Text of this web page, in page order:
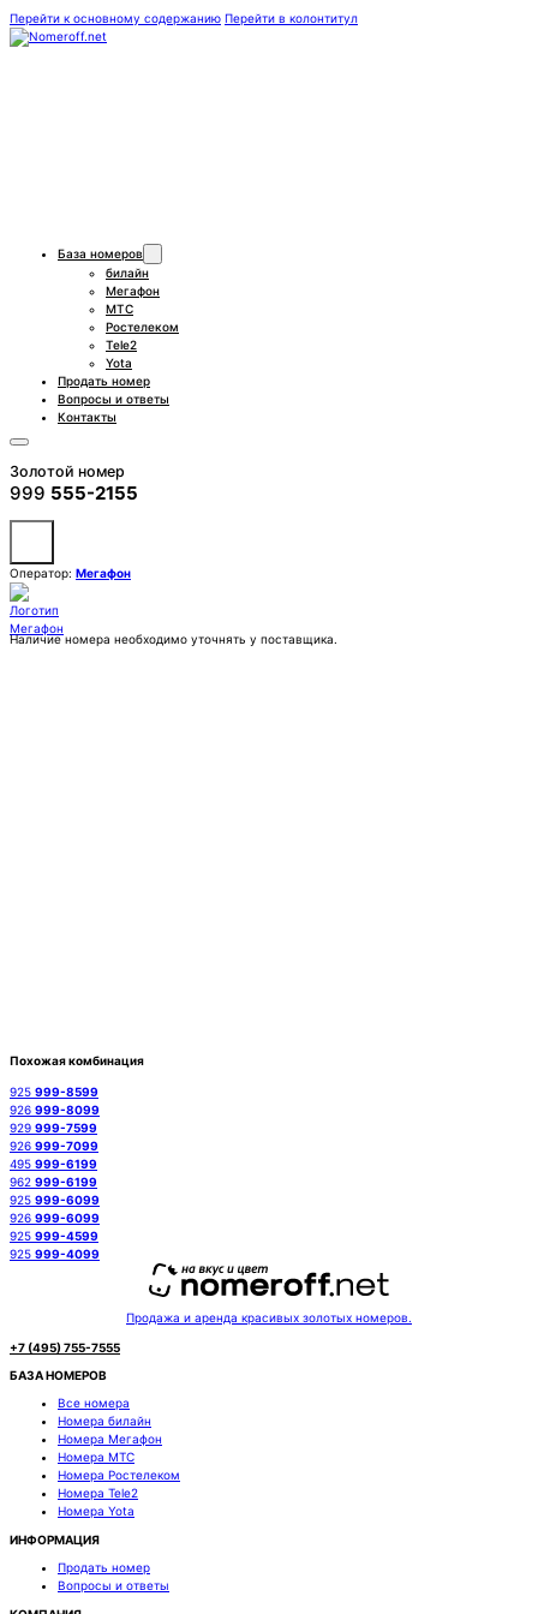
Перейти к основному содержанию Перейти в колонтитул
База номеров
билайн
Мегафон
МТС
Ростелеком
Tele2
Yota
Продать номер
Вопросы и ответы
Контакты
Золотой номер
999 555-2155
Оператор: Мегафон
Наличие номера необходимо уточнять у поставщика.
Похожая комбинация
925 999-8599
926 999-8099
929 999-7599
926 999-7099
495 999-6199
962 999-6199
925 999-6099
926 999-6099
925 999-4599
925 999-4099
Продажа и аренда красивых золотых номеров.
+7 (495) 755-7555
БАЗА НОМЕРОВ
Все номера
Номера билайн
Номера Мегафон
Номера МТС
Номера Ростелеком
Номера Tele2
Номера Yota
ИНФОРМАЦИЯ
Продать номер
Вопросы и ответы